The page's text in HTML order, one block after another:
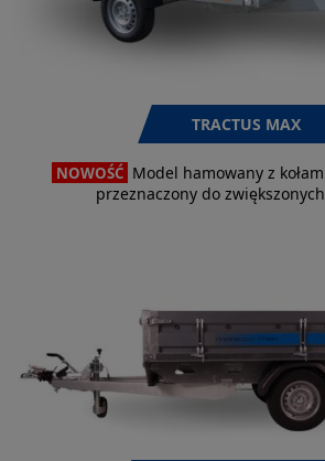
TRACTUS MAX
NOWOŚĆ Model hamowany z
przeznaczony do